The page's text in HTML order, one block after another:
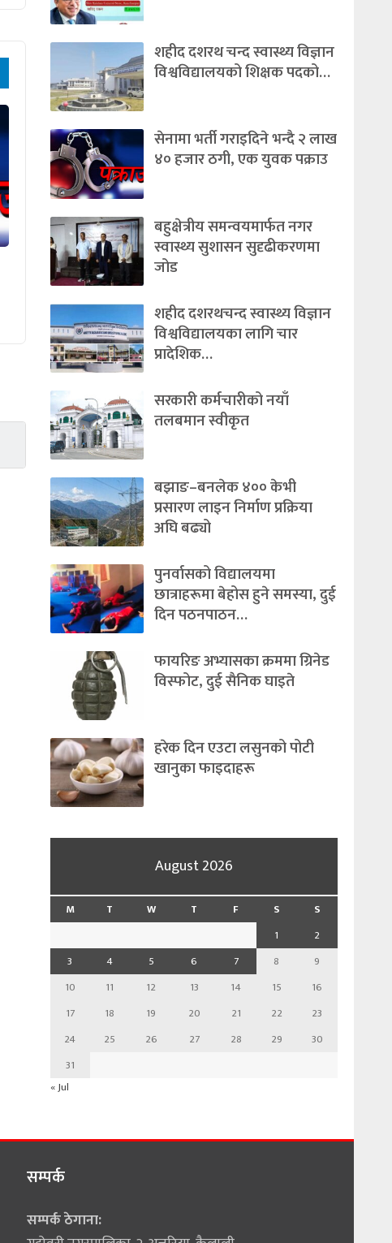
शहीद दशरथ चन्द स्वास्थ्य विज्ञान
विश्वविद्यालयको शिक्षक पदको…
सेनामा भर्ती गराइदिने भन्दै २ लाख
४० हजार ठगी, एक युवक पक्राउ
बहुक्षेत्रीय समन्वयमार्फत नगर
स्वास्थ्य सुशासन सुदृढीकरणमा
जोड
शहीद दशरथचन्द स्वास्थ्य विज्ञान
विश्वविद्यालयका लागि चार
प्रादेशिक…
सरकारी कर्मचारीको नयाँ
तलबमान स्वीकृत
बझाङ–बनलेक ४०० केभी
प्रसारण लाइन निर्माण प्रक्रिया
अघि बढ्यो
पुनर्वासको विद्यालयमा
छात्राहरूमा बेहोस हुने समस्या, दुई
दिन पठनपाठन…
फायरिङ अभ्यासका क्रममा ग्रिनेड
विस्फोट, दुई सैनिक घाइते
हरेक दिन एउटा लसुनको पोटी
खानुका फाइदाहरू
August 2026
M T W T F S
S
1
2
3
4 5 6 7 8
9
10
11 12 13 14 15
16
17
18 19 20 21 22
23
24
25 26 27 28 29
30
31
« Jul
सम्पर्क
सम्पर्क ठेगाना: